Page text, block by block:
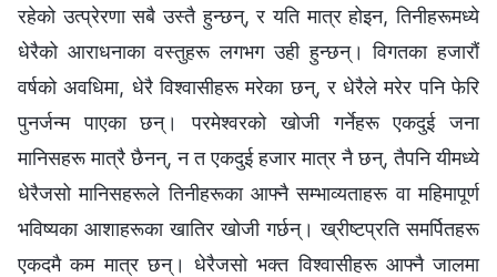
रहेको उत्प्रेरणा सबै उस्तै हुन्छन्, र यति मात्र होइन, तिनीहरूमध्ये
धेरैको आराधनाका वस्तुहरू लगभग उही हुन्छन्। विगतका हजारौं
वर्षको अवधिमा, धेरै विश्‍वासीहरू मरेका छन्, र धेरैले मरेर पनि फेरि
पुनर्जन्म पाएका छन्। परमेश्‍वरको खोजी गर्नेहरू एकदुई जना
मानिसहरू मात्रै छैनन्, न त एकदुई हजार मात्र नै छन्, तैपनि यीमध्ये
धेरैजसो मानिसहरूले तिनीहरूका आफ्‍नै सम्भाव्यताहरू वा महिमापूर्ण
भविष्यका आशाहरूका खातिर खोजी गर्छन्। ख्रीष्टप्रति समर्पितहरू
एकदमै कम मात्र छन्। धेरैजसो भक्त विश्‍वासीहरू आफ्‍नै जालमा